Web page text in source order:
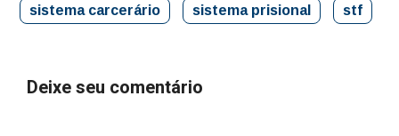
sistema carcerário
sistema prisional stf
Deixe seu comentário